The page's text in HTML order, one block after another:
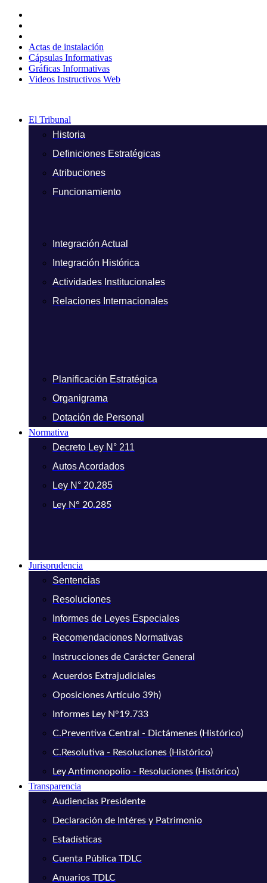
contenido
Actas de instalación
Cápsulas Informativas
Gráficas Informativas
Videos Instructivos Web
El Tribunal
Historia
Definiciones Estratégicas
Atribuciones
Funcionamiento
Integración Actual
Integración Histórica
Actividades Institucionales
Relaciones Internacionales
Planificación Estratégica
Organigrama
Dotación de Personal
Normativa
Decreto Ley N° 211
Autos Acordados
Ley N° 20.285
Ley N° 20.285
Jurisprudencia
Sentencias
Resoluciones
Informes de Leyes Especiales
Recomendaciones Normativas
Instrucciones de Carácter General
Acuerdos Extrajudiciales
Oposiciones Artículo 39h)
Informes Ley N°19.733
C.Preventiva Central - Dictámenes (Histórico)
C.Resolutiva - Resoluciones (Histórico)
Ley Antimonopolio - Resoluciones (Histórico)
Transparencia
Audiencias Presidente
Declaración de Intéres y Patrimonio
Estadísticas
Cuenta Pública TDLC
Anuarios TDLC